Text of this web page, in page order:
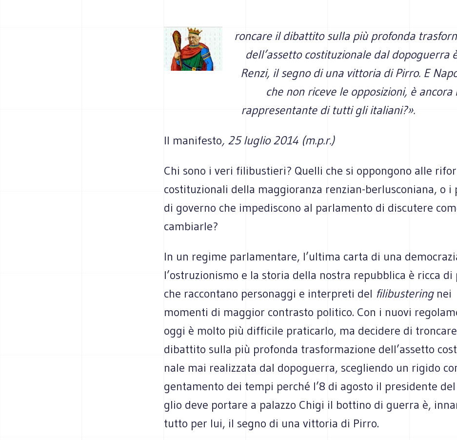
roncare il dibattito sulla più profonda
dell’assetto costituzionale dal dopoguerra
Renzi, il segno di una vittoria di Pirro. E
che non riceve le opposizioni, è ancora
rappresentante di tutti gli italiani?».
Il manifesto, 25 luglio 2014 (m.p.r.)
Chi sono i veri fili­bu­stieri? Quelli che si oppon­gono alle
costi­tu­zio­nali della mag­gio­ranza renzian-berlusconiana, o i
di governo che impe­di­scono al par­la­mento di discu­tere
cambiarle?
In un regime par­la­men­tare, l’ultima carta di una
l’ostruzionismo e la sto­ria della nostra repub­blica è ricca di
che rac­con­tano per­so­naggi e inter­preti del fili­bu­ste­ringnei
momenti di mag­gior con­tra­sto politico. Con i nuovi
oggi è molto più dif­fi­cile pra­ti­carlo, ma deci­dere di
dibat­tito sulla più pro­fonda tra­sfor­ma­zione dell’assetto
nale mai rea­liz­zata dal dopo­guerra, sce­gliendo un rigido
gen­ta­mento dei tempi per­ché l’8 di ago­sto il pre­si­dente
glio deve por­tare a palazzo Chigi il bot­tino di guerra è,
tutto per lui, il segno di una vit­to­ria di Pirro.